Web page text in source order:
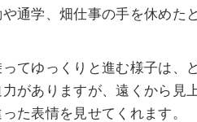
通学、畑仕事の手を休めた
てゆっくりと進む様子は、
がありますが、遠くから見
た表情を見せてくれます。